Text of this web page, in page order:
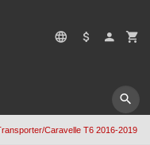
Caravelle T6 2016-2019